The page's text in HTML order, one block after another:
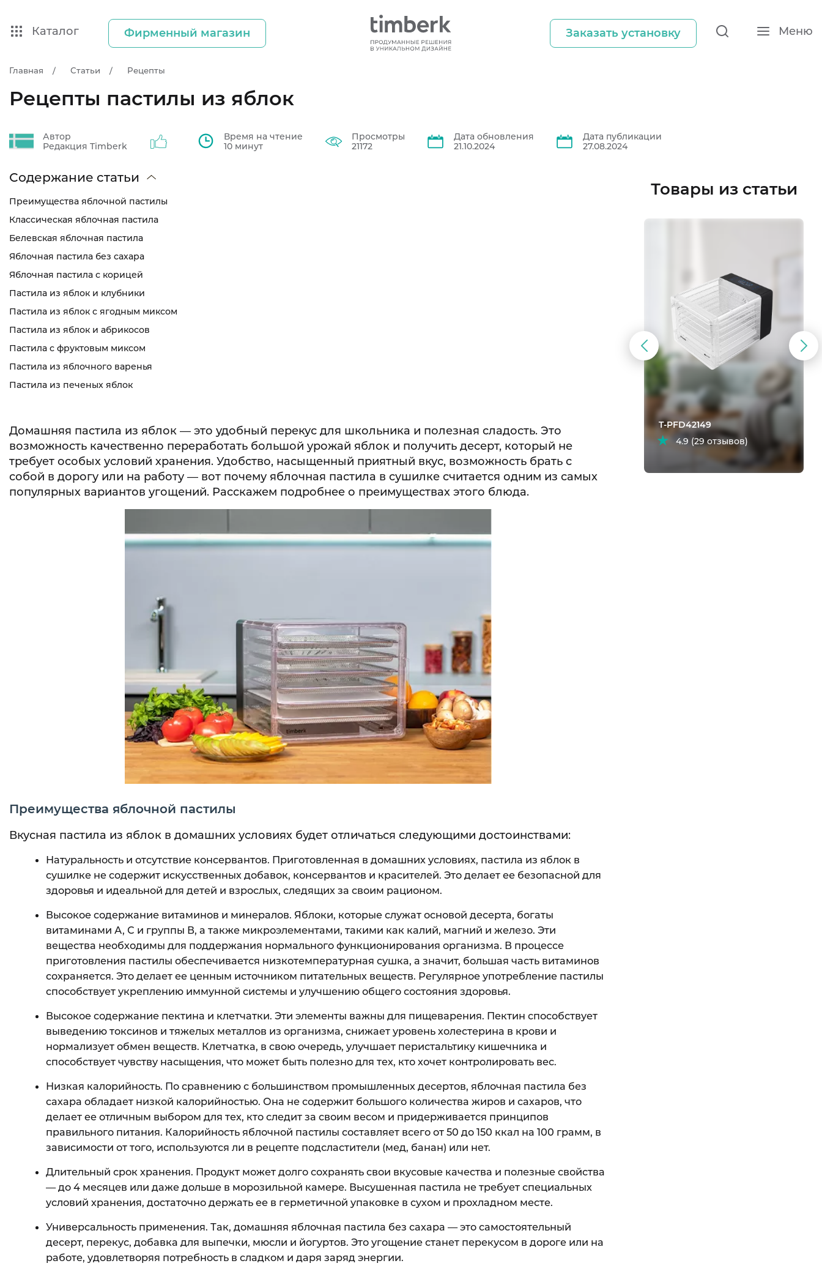
Каталог Фирменный магазин Заказать установку Меню
Главная Статьи Рецепты
Рецепты пастилы из яблок
Автор
Редакция Timberk
Время на чтение
10 минут
Просмотры
21172
Дата обновления
21.10.2024
Дата публикации
27.08.2024
Содержание статьи
Преимущества яблочной пастилы
Классическая яблочная пастила
Белевская яблочная пастила
Яблочная пастила без сахара
Яблочная пастила с корицей
Пастила из яблок и клубники
Пастила из яблок с ягодным миксом
Пастила из яблок и абрикосов
Пастила с фруктовым миксом
Пастила из яблочного варенья
Пастила из печеных яблок
Домашняя пастила из яблок — это удобный перекус для школьника и полезная сладость. Это
возможность качественно переработать большой урожай яблок и получить десерт, который не
требует особых условий хранения. Удобство, насыщенный приятный вкус, возможность брать с
собой в дорогу или на работу — вот почему яблочная пастила в сушилке считается одним из самых
популярных вариантов угощений. Расскажем подробнее о преимуществах этого блюда.
Преимущества яблочной пастилы
Вкусная пастила из яблок в домашних условиях будет отличаться следующими достоинствами:
Натуральность и отсутствие консервантов. Приготовленная в домашних условиях, пастила из яблок в
сушилке не содержит искусственных добавок, консервантов и красителей. Это делает ее безопасной для
здоровья и идеальной для детей и взрослых, следящих за своим рационом.
Высокое содержание витаминов и минералов. Яблоки, которые служат основой десерта, богаты
витаминами А, С и группы В, а также микроэлементами, такими как калий, магний и железо. Эти
вещества необходимы для поддержания нормального функционирования организма. В процессе
приготовления пастилы обеспечивается низкотемпературная сушка, а значит, большая часть витаминов
сохраняется. Это делает ее ценным источником питательных веществ. Регулярное употребление пастилы
способствует укреплению иммунной системы и улучшению общего состояния здоровья.
Высокое содержание пектина и клетчатки. Эти элементы важны для пищеварения. Пектин способствует
выведению токсинов и тяжелых металлов из организма, снижает уровень холестерина в крови и
нормализует обмен веществ. Клетчатка, в свою очередь, улучшает перистальтику кишечника и
способствует чувству насыщения, что может быть полезно для тех, кто хочет контролировать вес.
Низкая калорийность. По сравнению с большинством промышленных десертов, яблочная пастила без
сахара обладает низкой калорийностью. Она не содержит большого количества жиров и сахаров, что
делает ее отличным выбором для тех, кто следит за своим весом и придерживается принципов
правильного питания. Калорийность яблочной пастилы составляет всего от 50 до 150 ккал на 100 грамм, в
зависимости от того, используются ли в рецепте подсластители (мед, банан) или нет.
Длительный срок хранения. Продукт может долго сохранять свои вкусовые качества и полезные свойства
— до 4 месяцев или даже дольше в морозильной камере. Высушенная пастила не требует специальных
условий хранения, достаточно держать ее в герметичной упаковке в сухом и прохладном месте.
Универсальность применения. Так, домашняя яблочная пастила без сахара — это самостоятельный
десерт, перекус, добавка для выпечки, мюсли и йогуртов. Это угощение станет перекусом в дороге или на
работе, удовлетворяя потребность в сладком и даря заряд энергии.
Товары из статьи
5 (24 отзыва)
T-PFD42149
4.9 (29 отзывов)
Предыдущий
слайд